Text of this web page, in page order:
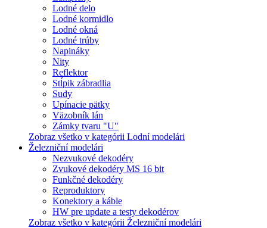
Lodné delo
Lodné kormidlo
Lodné okná
Lodné trúby
Napináky
Nity
Reflektor
Stĺpik zábradlia
Sudy
Upínacie pätky
Väzobník lán
Zámky tvaru "U"
Zobraz všetko v kategórii Lodní modelári
Železniční modelári
Nezvukové dekodéry
Zvukové dekodéry MS 16 bit
Funkčné dekodéry
Reproduktory
Konektory a káble
HW pre update a testy dekodérov
Zobraz všetko v kategórii Železniční modelári